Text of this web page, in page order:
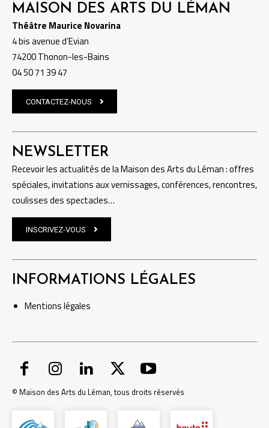
MAISON DES ARTS DU LÉMAN
Théâtre Maurice Novarina
4 bis avenue d’Evian
74200 Thonon-les-Bains
04 50 71 39 47
CONTACTEZ-NOUS
NEWSLETTER
Recevoir les actualités de la Maison des Arts du Léman : offres
spéciales, invitations aux vernissages, conférences, rencontres,
coulisses des spectacles…
INSCRIVEZ-VOUS
INFORMATIONS LÉGALES
Mentionslégales
© Maison des Arts du Léman, tous droits réservés